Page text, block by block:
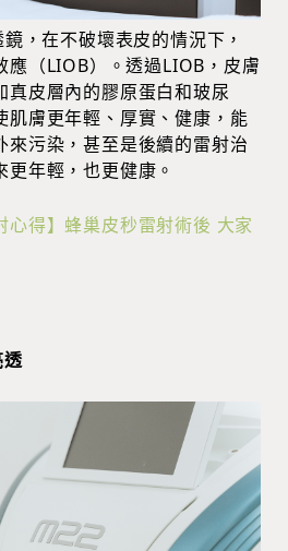
，在不破壞表皮的情況下，
應（LIOB）。透過LIOB，皮膚
真皮層內的膠原蛋白和玻尿
肌膚更年輕、厚實、健康，能
來污染，甚至是後續的雷射治
年輕，也更健康。
心得】蜂巢皮秒雷射術後 大家
透